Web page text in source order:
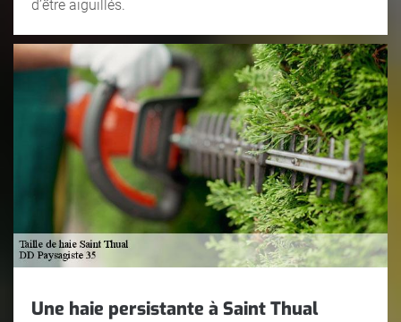
d’être aiguillés.
Une haie persistante à Saint Thual